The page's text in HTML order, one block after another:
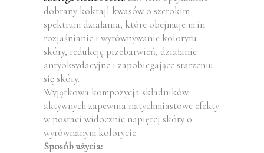
dobrany koktajl kwasów o szerokim
spektrum działania, które obejmuje m.in.
rozjaśnianie i wyrównywanie kolorytu
skóry, redukcję przebarwień, działanie
antyoksydacyjne i zapobiegające starzeniu
się skóry.
Wyjątkowa kompozycja składników
aktywnych zapewnia natychmiastowe efekty
w postaci widocznie napiętej skóry o
wyrównanym kolorycie.
Sposób użycia: